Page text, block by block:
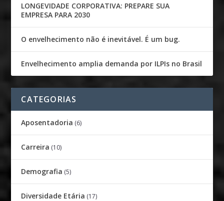
LONGEVIDADE CORPORATIVA: PREPARE SUA
EMPRESA PARA 2030
O envelhecimento não é inevitável. É um bug.
Envelhecimento amplia demanda por ILPIs no Brasil
CATEGORIAS
Aposentadoria (6)
Carreira (10)
Demografia (5)
Diversidade Etária (17)